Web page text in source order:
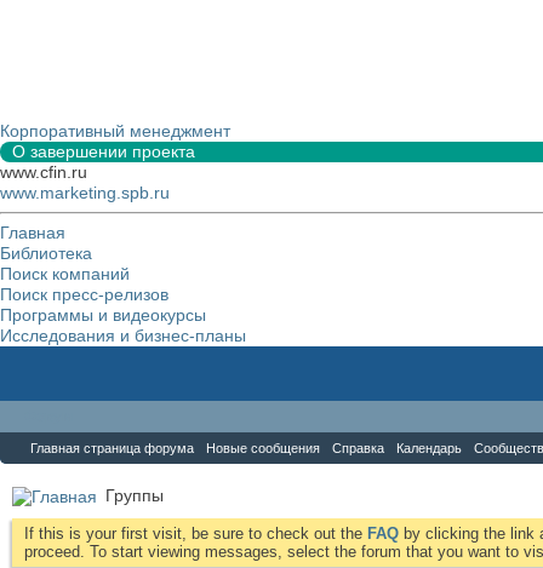
Корпоративный менеджмент
О завершении проекта
www.cfin.ru
www.marketing.spb.ru
Главная
Библиотека
Поиск компаний
Поиск пресс-релизов
Программы и видеокурсы
Исследования и бизнес-планы
Главная страница форума Новые сообщения Справка Календарь
Группы
If this is your first visit, be sure to check out the FAQ by clicking the link
proceed. To start viewing messages, select the forum that you want to